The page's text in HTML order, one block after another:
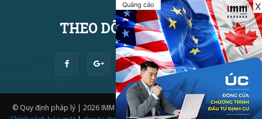
Quảng cáo X
THEO DÕI CHÚNG TÔI
© Quy định pháp lý | 2026 IMM Group | Thiết kế website bởiIMM BDA.|